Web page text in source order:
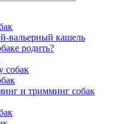
вальерный кашель
родить?
собак
и тримминг собак